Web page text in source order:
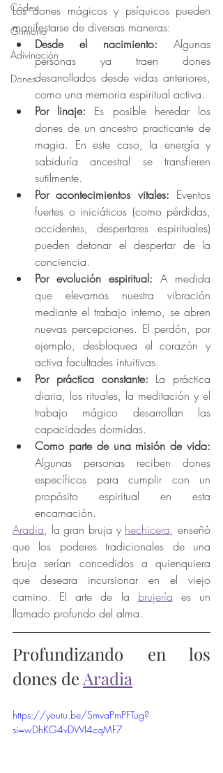
Códex
Grimorio
Adivinación
Dones
Los dones mágicos y psíquicos pueden
manifestarse de diversas maneras:
Desde el nacimiento: Algunas
personas ya traen dones
desarrollados desde vidas anteriores,
como una memoria espiritual activa.
Por linaje: Es posible heredar los
dones de un ancestro practicante de
magia. En este caso, la energía y
sabiduría ancestral se transfieren
sutilmente.
Por acontecimientos vitales: Eventos
fuertes o iniciáticos (como pérdidas,
accidentes, despertares espirituales)
pueden detonar el despertar de la
conciencia.
Por evolución espiritual: A medida
que elevamos nuestra vibración
mediante el trabajo interno, se abren
nuevas percepciones. El perdón, por
ejemplo, desbloquea el corazón y
activa facultades intuitivas.
Por práctica constante: La práctica
diaria, los rituales, la meditación y el
trabajo mágico desarrollan las
capacidades dormidas.
Como parte de una misión de vida:
Algunas personas reciben dones
específicos para cumplir con un
propósito espiritual en esta
encarnación.
Aradia, la gran bruja y hechicera, enseñó
que los poderes tradicionales de una
bruja serían concedidos a quienquiera
que deseara incursionar en el viejo
camino. El arte de la brujería es un
llamado profundo del alma.
Profundizando en los
dones de Aradia
https://youtu.be/SmvaPmPFTug?
si=wDhKG4vDWI4cqMF7